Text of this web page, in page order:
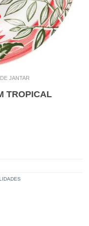
JANTAR
TROPICAL